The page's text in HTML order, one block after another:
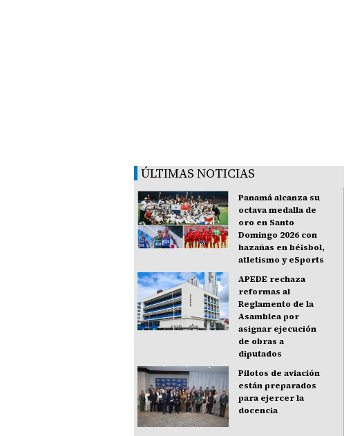
ÚLTIMAS NOTICIAS
Panamá alcanza su
octava medalla de
oro en Santo
Domingo 2026 con
hazañas en béisbol,
atletismo y eSports
APEDE rechaza
reformas al
Reglamento de la
Asamblea por
asignar ejecución
de obras a
diputados
Pilotos de aviación
están preparados
para ejercer la
docencia